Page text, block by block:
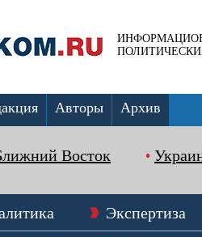
Авторы Архив
Восток
Экспертиза